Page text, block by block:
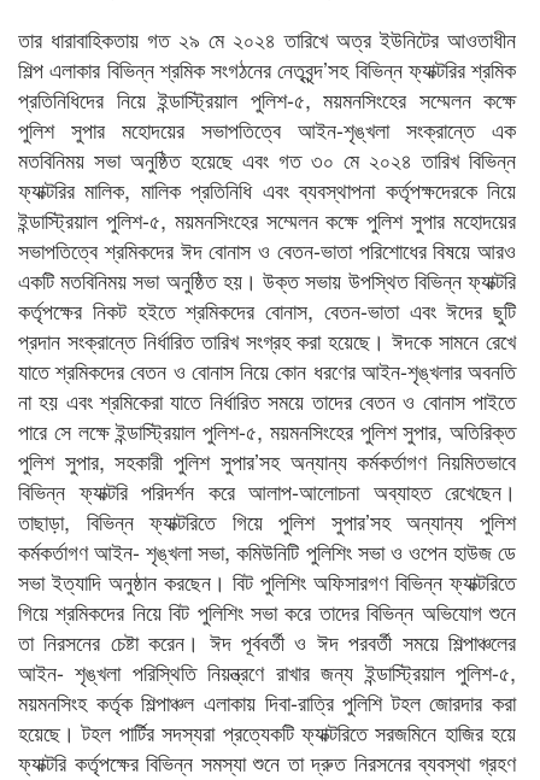
তার ধারাবাহিকতায় গত ২৯ মে ২০২৪ তারিখে অত্র ইউনিটের আওতাধীন
শিল্প এলাকার বিভিন্ন শ্রমিক সংগঠনের নেতৃবৃন্দ’সহ বিভিন্ন ফ্যাক্টরির শ্রমিক
প্রতিনিধিদের নিয়ে ইন্ডাস্ট্রিয়াল পুলিশ-৫, ময়মনসিংহের সম্মেলন কক্ষে
পুলিশ সুপার মহোদয়ের সভাপতিত্বে আইন-শৃঙ্খলা সংক্রান্তে এক
মতবিনিময় সভা অনুষ্ঠিত হয়েছে এবং গত ৩০ মে ২০২৪ তারিখ বিভিন্ন
ফ্যাক্টরির মালিক, মালিক প্রতিনিধি এবং ব্যবস্থাপনা কর্তৃপক্ষদেরকে নিয়ে
ইন্ডাস্ট্রিয়াল পুলিশ-৫, ময়মনসিংহের সম্মেলন কক্ষে পুলিশ সুপার মহোদয়ের
সভাপতিত্বে শ্রমিকদের ঈদ বোনাস ও বেতন-ভাতা পরিশোধের বিষয়ে আরও
একটি মতবিনিময় সভা অনুষ্ঠিত হয়। উক্ত সভায় উপস্থিত বিভিন্ন ফ্যাক্টরি
কর্তৃপক্ষের নিকট হইতে শ্রমিকদের বোনাস, বেতন-ভাতা এবং ঈদের ছুটি
প্রদান সংক্রান্তে নির্ধারিত তারিখ সংগ্রহ করা হয়েছে। ঈদকে সামনে রেখে
যাতে শ্রমিকদের বেতন ও বোনাস নিয়ে কোন ধরণের আইন-শৃঙ্খলার অবনতি
না হয় এবং শ্রমিকেরা যাতে নির্ধারিত সময়ে তাদের বেতন ও বোনাস পাইতে
পারে সে লক্ষে ইন্ডাস্ট্রিয়াল পুলিশ-৫, ময়মনসিংহের পুলিশ সুপার, অতিরিক্ত
পুলিশ সুপার, সহকারী পুলিশ সুপার’সহ অন্যান্য কর্মকর্তাগণ নিয়মিতভাবে
বিভিন্ন ফ্যাক্টরি পরিদর্শন করে আলাপ-আলোচনা অব্যাহত রেখেছেন।
তাছাড়া, বিভিন্ন ফ্যাক্টরিতে গিয়ে পুলিশ সুপার’সহ অন্যান্য পুলিশ
কর্মকর্তাগণ আইন- শৃঙ্খলা সভা, কমিউনিটি পুলিশিং সভা ও ওপেন হাউজ ডে
সভা ইত্যাদি অনুষ্ঠান করছেন। বিট পুলিশিং অফিসারগণ বিভিন্ন ফ্যাক্টরিতে
গিয়ে শ্রমিকদের নিয়ে বিট পুলিশিং সভা করে তাদের বিভিন্ন অভিযোগ শুনে
তা নিরসনের চেষ্টা করেন। ঈদ পূর্ববর্তী ও ঈদ পরবর্তী সময়ে শিল্পাঞ্চলের
আইন- শৃঙ্খলা পরিস্থিতি নিয়ন্ত্রণে রাখার জন্য ইন্ডাস্ট্রিয়াল পুলিশ-৫,
ময়মনসিংহ কর্তৃক শিল্পাঞ্চল এলাকায় দিবা-রাত্রি পুলিশি টহল জোরদার করা
হয়েছে। টহল পার্টির সদস্যরা প্রত্যেকটি ফ্যাক্টরিতে সরজমিনে হাজির হয়ে
ফ্যাক্টরি কর্তৃপক্ষের বিভিন্ন সমস্যা শুনে তা দ্রুত নিরসনের ব্যবস্থা গ্রহণ